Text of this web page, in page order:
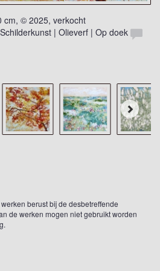
cm, © 2025, verkocht
| Olieverf | Op doek
berust bij de desbetreffende
de werken mogen niet gebruikt worden